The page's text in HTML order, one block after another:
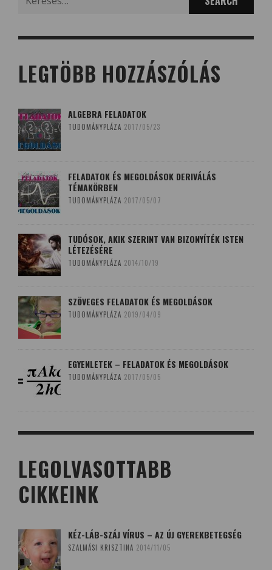
for:
LEGTÖBB HOZZÁSZÓLÁS
ALGEBRA FELADATOK
TUDOMÁNYPLÁZA 2017/05/23
FELADATOK ÉS MEGOLDÁSOK DERIVÁLÁS
TÉMAKÖRBEN
TUDOMÁNYPLÁZA 2017/05/07
TUDÓSOK, AKIK SZERINT VAN BIZONYÍTÉK ISTEN
LÉTEZÉSÉRE
TUDOMÁNYPLÁZA 2014/10/19
SZÖVEGES FELADATOK ÉS MEGOLDÁSOK
TUDOMÁNYPLÁZA 2019/04/09
EGYENLETEK – FELADATOK ÉS MEGOLDÁSOK
TUDOMÁNYPLÁZA 2017/05/05
LEGOLVASOTTABB
CIKKEINK
KÉZ-LÁB-SZÁJ VÍRUS – AZ ÚJ GYEREKBETEGSÉG
SZALMÁSI KRISZTINA 2014/11/05